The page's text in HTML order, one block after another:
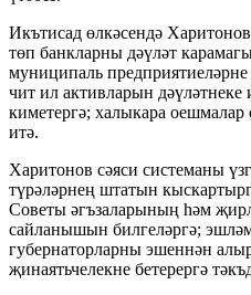
Икътисад өлкәсендә
төп банкларны дәүләт
муниципаль
чит ил активларын дәүләтнеке
киметергә; халыкара
итә.
Харитонов сәяси системаны
түрәләрнең штатын
Советы әгъзаларының һәм
сайланышын билгеләргә;
губернаторларны эшеннән
җинаятьчелекне бетерергә